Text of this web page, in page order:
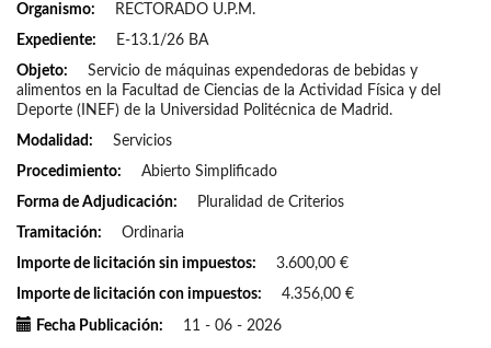
Organismo
RECTORADO U.P.M.
Expediente
E-13.1/26 BA
Objeto
Servicio de máquinas expendedoras de bebidas y
alimentos en la Facultad de Ciencias de la Actividad Física y del
Deporte (INEF) de la Universidad Politécnica de Madrid.
Modalidad
Servicios
Procedimiento
Abierto Simplificado
Forma de Adjudicación
Pluralidad de Criterios
Tramitación
Ordinaria
Importe de licitación sin impuestos
3.600,00 €
Importe de licitación con impuestos
4.356,00 €
Fecha Publicación 11 - 06 - 2026